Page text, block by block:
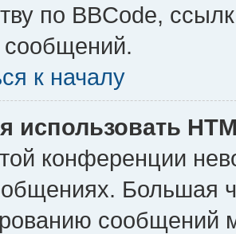
по BBCode,
сообщений.
к началу
использовать
конференции
Большая
сообщений